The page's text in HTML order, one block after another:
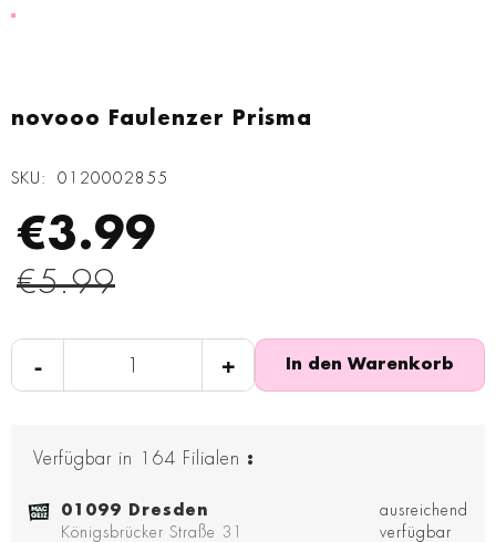
novooo Faulenzer Prisma
SKU 0120002855
€3.99
€5.99
- + In den Warenkorb
Verfügbar in 164 Filialen :
01099 Dresden
Königsbrücker Straße 31
ausreichend
verfügbar
Anfang
springen